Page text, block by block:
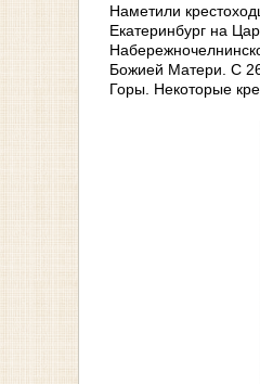
Наметили
Екатеринбург на
Божией Матери. С
Горы. Некоторые